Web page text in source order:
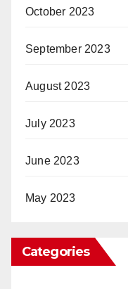
October 2023
September 2023
August 2023
July 2023
June 2023
May 2023
Categories